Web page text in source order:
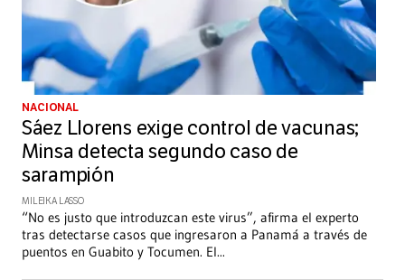
NACIONAL
Sáez Llorens exige control de vacunas;
Minsa detecta segundo caso de
sarampión
MILEIKA LASSO
“No es justo que introduzcan este virus”, afirma el experto
tras detectarse casos que ingresaron a Panamá a través de
puentos en Guabito y Tocumen. El...